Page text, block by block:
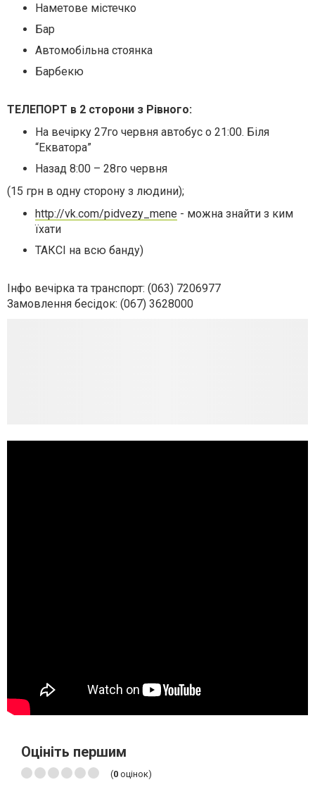
Наметове містечко
Бар
Автомобільна стоянка
Барбекю
ТЕЛЕПОРТ в 2 сторони з Рівного:
На вечірку 27го червня автобус о 21:00. Біля
“Екватора”
Назад 8:00 – 28го червня
(15 грн в одну сторону з людини);
http://vk.com/pidvezy_mene - можна знайти з ким
їхати
ТАКСІ на всю банду)
Інфо вечірка та транспорт: (063) 7206977
Замовлення бесідок: (067) 3628000
Оцініть першим
(0 оцінок)